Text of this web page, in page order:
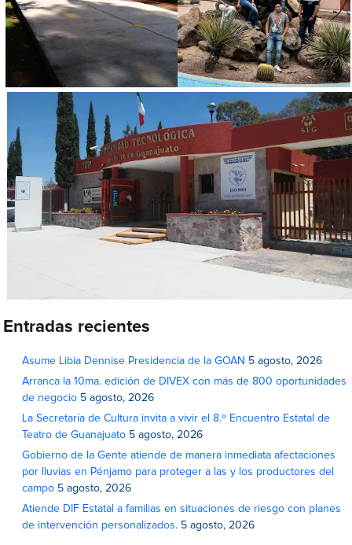
Entradas recientes
Asume Libia Dennise Presidencia de la GOAN 5 agosto, 2026
Arranca la 10ma. edición de DIVEX con más de 800 oportunidades
de negocio 5 agosto, 2026
La Secretaría de Cultura invita a vivir el 8.º Encuentro Estatal de
Teatro de Guanajuato 5 agosto, 2026
Gobierno de la Gente atiende de manera inmediata afectaciones
por lluvias en Pénjamo para proteger a las y los productores del
campo 5 agosto, 2026
Atiende DIF Estatal a familias en situaciones de riesgo con planes
de intervención personalizados. 5 agosto, 2026